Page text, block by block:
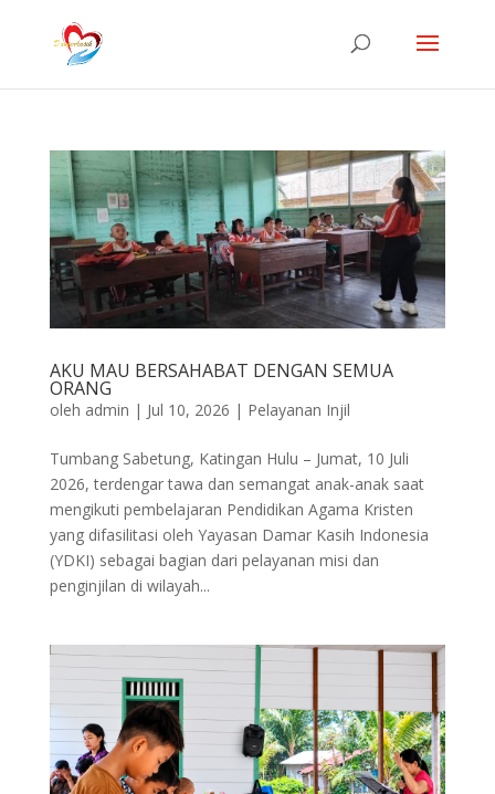
AKU MAU BERSAHABAT DENGAN SEMUA
ORANG
oleh admin | Jul 10, 2026 | Pelayanan Injil
Tumbang Sabetung, Katingan Hulu – Jumat, 10 Juli
2026, terdengar tawa dan semangat anak-anak saat
mengikuti pembelajaran Pendidikan Agama Kristen
yang difasilitasi oleh Yayasan Damar Kasih Indonesia
(YDKI) sebagai bagian dari pelayanan misi dan
penginjilan di wilayah...